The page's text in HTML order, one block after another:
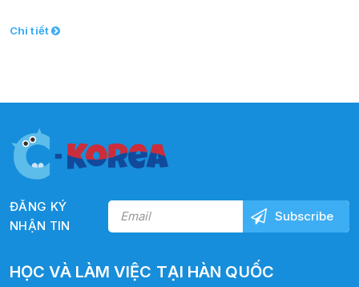
Chi tiết
ĐĂNG KÝ
NHẬN TIN
HỌC VÀ LÀM VIỆC TẠI HÀN QUỐC